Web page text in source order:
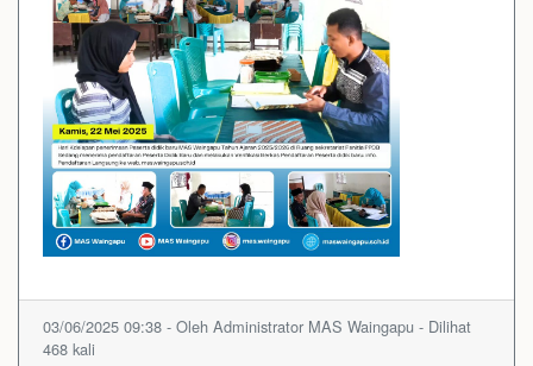
03/06/2025 09:38 - Oleh Administrator MAS Waingapu - Dilihat
468 kali